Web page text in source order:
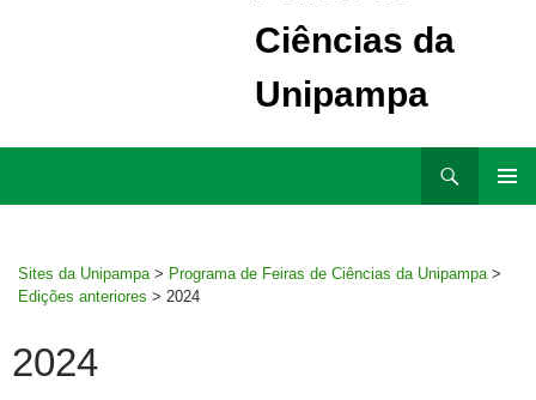
Ciências da
Unipampa
Sites da Unipampa > Programa de Feiras de Ciências da Unipampa >
Edições anteriores > 2024
2024